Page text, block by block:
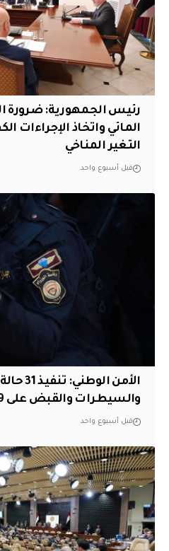
رئيس الجمهورية: ضرورة
المائي واتخاذ الإجراءات
التغير المناخي
قبل أسبوع واحد
الأمن
والسيطرات والقبض على 29 مطلوباً
قبل أسبوع واحد